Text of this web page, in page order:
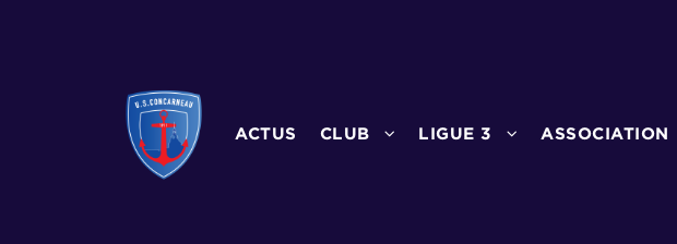
ACTUS CLUB LIGUE 3 ASSOCIATION